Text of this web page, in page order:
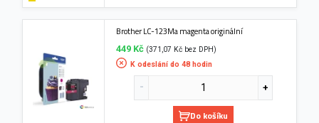
Brother LC-123Ma magenta originální
449 Kč (371,07 Kč bez DPH)
K odeslání do 48 hodin
Do košíku